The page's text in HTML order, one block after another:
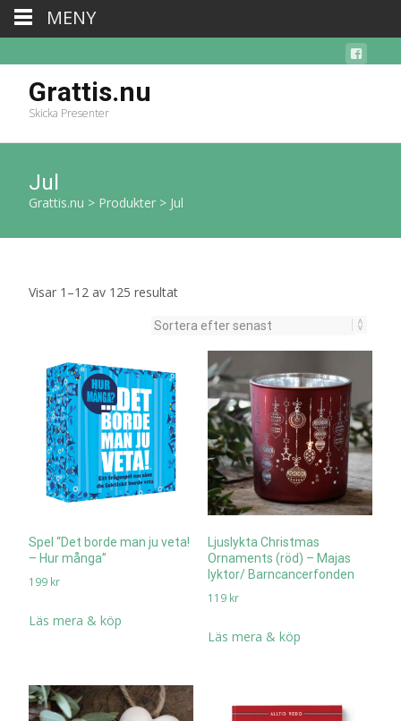
Grattis.nu
Skicka Presenter
Jul
Grattis.nu > Produkter > Jul
Visar 1–12 av 125 resultatSortera
senaste
Spel “Det borde man ju veta!
– Hur många”
199 kr
Läs mera & köp
Ljuslykta Christmas
Ornaments (röd) – Majas
lyktor/ Barncancerfonden
119 kr
Läs mera & köp
MENY